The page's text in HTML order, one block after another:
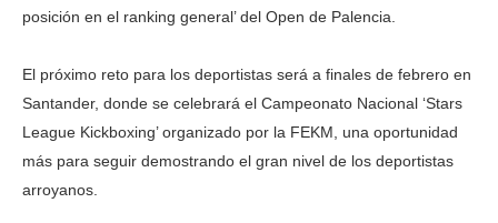
posición en el ranking general’ del Open de Palencia.
El próximo reto para los deportistas será a finales de febrero en
Santander, donde se celebrará el Campeonato Nacional ‘Stars
League Kickboxing’ organizado por la FEKM, una oportunidad
más para seguir demostrando el gran nivel de los deportistas
arroyanos.